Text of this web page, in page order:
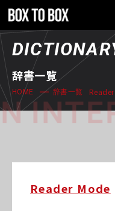
辞書一覧
HOME 辞書一覧
Reader Mode